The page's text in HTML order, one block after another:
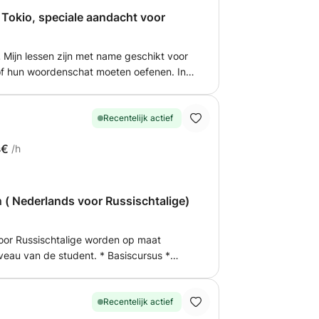
professional die voldoening vindt in
te bereiken.
speciale aandacht voor
woordenschat moeten oefenen. In
naar Nederland verhuist. Als u
Recentelijk actief
/h
Nederlands voor Russischtalige)
Russischtalige worden op maat
student. * Basiscursus *
aan lessen met een groep cursisten.
Recentelijk actief